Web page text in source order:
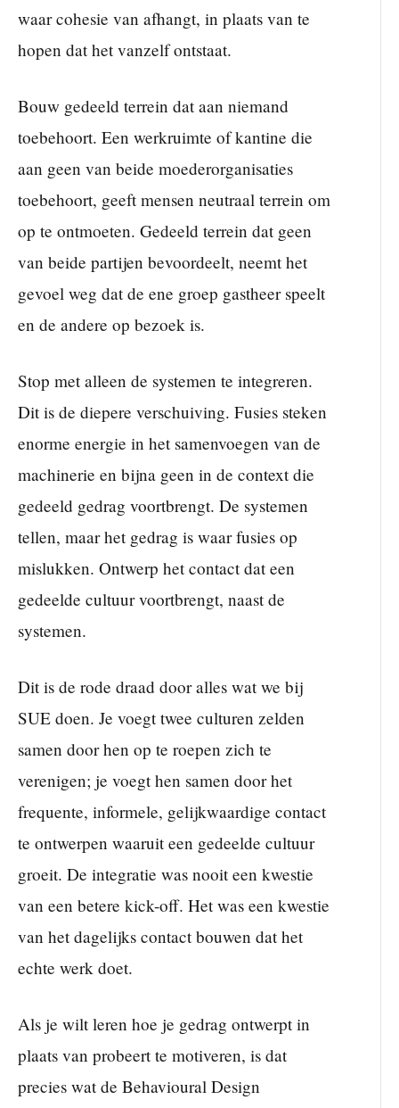
waar cohesie van afhangt, in plaats van te
hopen dat het vanzelf ontstaat.
Bouw gedeeld terrein dat aan niemand
toebehoort. Een werkruimte of kantine die
aan geen van beide moederorganisaties
toebehoort, geeft mensen neutraal terrein om
op te ontmoeten. Gedeeld terrein dat geen
van beide partijen bevoordeelt, neemt het
gevoel weg dat de ene groep gastheer speelt
en de andere op bezoek is.
Stop met alleen de systemen te integreren.
Dit is de diepere verschuiving. Fusies steken
enorme energie in het samenvoegen van de
machinerie en bijna geen in de context die
gedeeld gedrag voortbrengt. De systemen
tellen, maar het gedrag is waar fusies op
mislukken. Ontwerp het contact dat een
gedeelde cultuur voortbrengt, naast de
systemen.
Dit is de rode draad door alles wat we bij
SUE doen. Je voegt twee culturen zelden
samen door hen op te roepen zich te
verenigen; je voegt hen samen door het
frequente, informele, gelijkwaardige contact
te ontwerpen waaruit een gedeelde cultuur
groeit. De integratie was nooit een kwestie
van een betere kick-off. Het was een kwestie
van het dagelijks contact bouwen dat het
echte werk doet.
Als je wilt leren hoe je gedrag ontwerpt in
plaats van probeert te motiveren, is dat
precies wat de Behavioural Design